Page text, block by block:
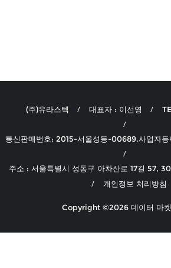
(주)유라스텍 대표자 : 이선영
통신판매번호: 2015-서울성동-00689.사업자
주소 : 서울특별시 성동구 아차산로 17길 57,
개인정보 처리방침
Copyright ©2026 데이터 마켓